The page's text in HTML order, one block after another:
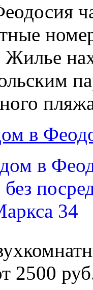
Жилье
в
2500